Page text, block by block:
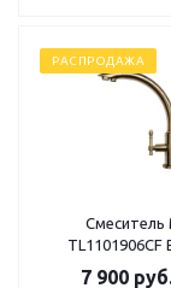
РАСПРОДАЖА
Смеситель
7 900